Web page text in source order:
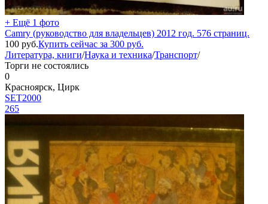
+ Ещё 1 фото
Camry (руководство для владельцев) 2012 год. 576 страниц.
100 руб.Купить сейчас за 300 руб.
Литература, книги/Наука и техника/Транспорт/
Торги не состоялись
0
Красноярск, Цирк
SET2000
265